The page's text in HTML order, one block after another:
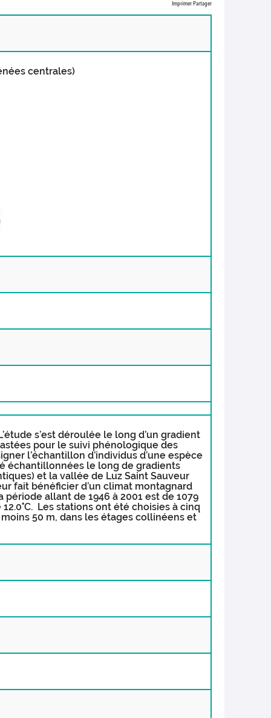
Imprimer Partager
centrales)
s’est déroulée le long d’un gradient
pour le suivi phénologique des
l’échantillon d’individus d’une espèce
échantillonnées le long de gradients
et la vallée de Luz Saint Sauveur
fait bénéficier d’un climat montagnard
allant de 1946 à 2001 est de 1079
Les stations ont été choisies à cinq
50 m, dans les étages collinéens et